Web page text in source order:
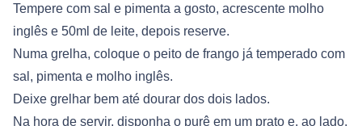
Tempere com sal e pimenta a gosto, acrescente molho
inglês e 50ml de leite, depois reserve.
Numa grelha, coloque o peito de frango já temperado com
sal, pimenta e molho inglês.
Deixe grelhar bem até dourar dos dois lados.
Na hora de servir, disponha o purê em um prato e, ao lado,